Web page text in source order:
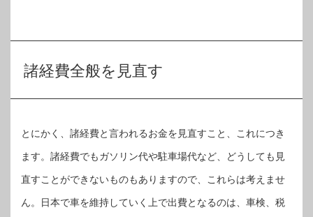
諸経費全般を見直す
とにかく、諸経費と言われるお金を見直すこと、これにつき
ます。諸経費でもガソリン代や駐車場代など、どうしても見
直すことができないものもありますので、これらは考えませ
ん。日本で車を維持していく上で出費となるのは、車検、税